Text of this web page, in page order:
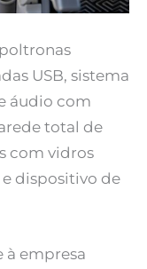
USB, sistema
áudio com
total de
com vidros
dispositivo de
empresa